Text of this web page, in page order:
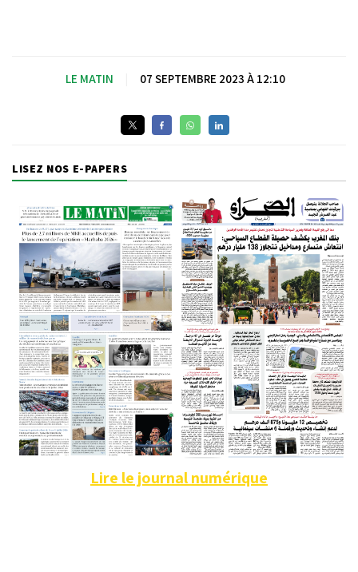
LE MATIN 07 SEPTEMBRE 2023 À 12:10
LISEZ NOS E-PAPERS
Lire le journal numérique